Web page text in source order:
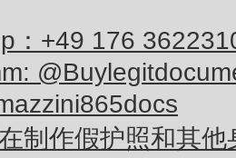
：+49 176
制作假护照和其